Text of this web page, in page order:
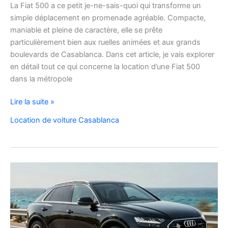
La Fiat 500 a ce petit je-ne-sais-quoi qui transforme un
simple déplacement en promenade agréable. Compacte,
maniable et pleine de caractère, elle se prête
particulièrement bien aux ruelles animées et aux grands
boulevards de Casablanca. Dans cet article, je vais explorer
en détail tout ce qui concerne la location d’une Fiat 500
dans la métropole
Voyager
Casablanca
Fiat
500
charme,
pratiques
et
bons
Lire la suite »
Location de voiture Casablanca